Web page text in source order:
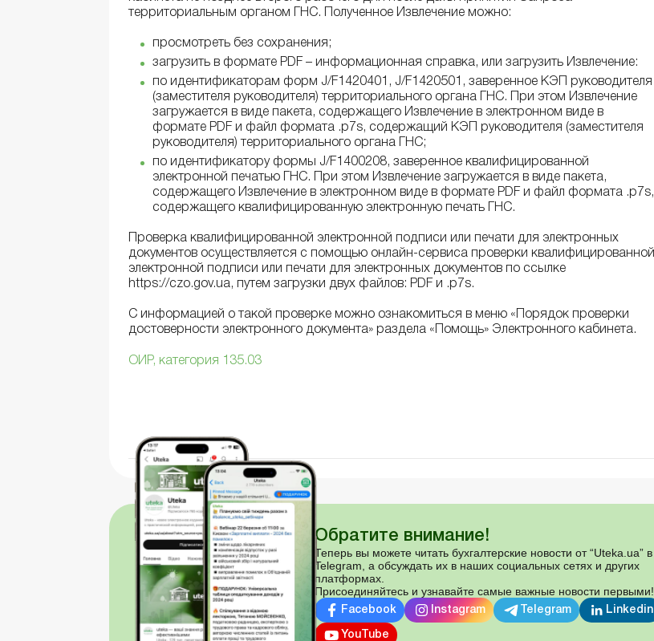
территориальным органом ГНС. Полученное Извлечение можно:
просмотреть без сохранения;
загрузить в формате PDF – информационная справка, или загрузить Извлечение:
по идентификаторам форм J/F1420401, J/F1420501, заверенное КЭП руководителя
(заместителя руководителя) территориального органа ГНС. При этом Извлечение
загружается в виде пакета, содержащего Извлечение в электронном виде в
формате PDF и файл формата .p7s, содержащий КЭП руководителя (заместителя
руководителя) территориального органа ГНС;
по идентификатору формы J/F1400208, заверенное квалифицированной
электронной печатью ГНС. При этом Извлечение загружается в виде пакета,
содержащего Извлечение в электронном виде в формате PDF и файл формата .p7s,
содержащего квалифицированную электронную печать ГНС.
Проверка квалифицированной электронной подписи или печати для электронных
документов осуществляется с помощью онлайн-сервиса проверки квалифицированной
электронной подписи или печати для электронных документов по ссылке
https://czo.gov.ua, путем загрузки двух файлов: PDF и .p7s.
С информацией о такой проверке можно ознакомиться в меню «Порядок проверки
достоверности электронного документа» раздела «Помощь» Электронного кабинета.
ОИР, категория 135.03
Обратите внимание!
Теперь вы можете читать бухгалтерские новости от “Uteka.ua” в
Telegram, а обсуждать их в наших социальных сетях и других
платформах.
Присоединяйтесь и узнавайте самые важные новости первыми!
Facebook Instagram Telegram Linkedin
YouTube